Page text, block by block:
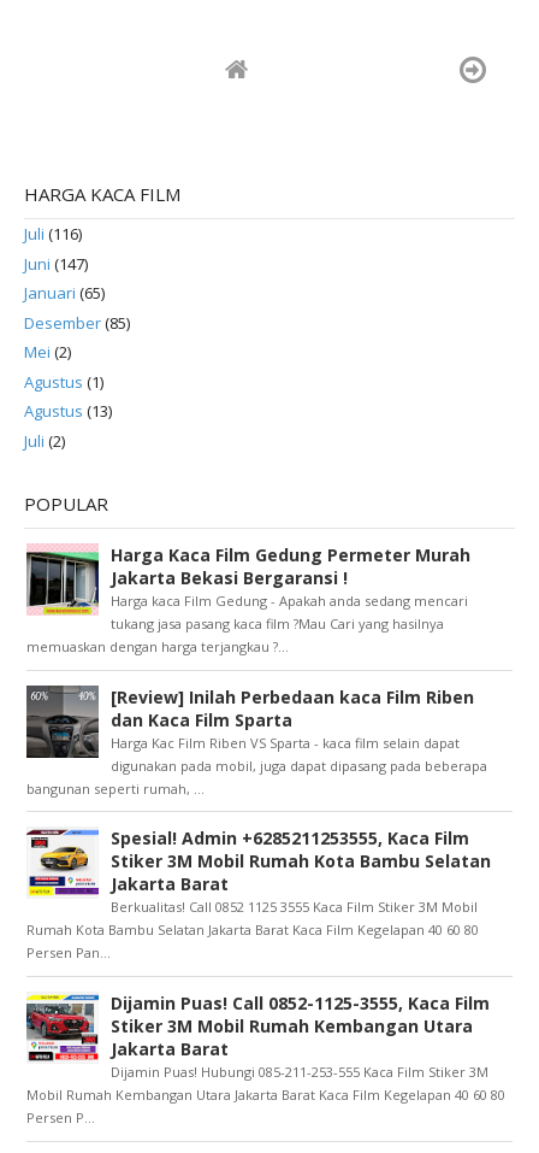
HARGA KACA FILM
Juli (116)
Juni (147)
Januari (65)
Desember(85)
Mei (2)
Agustus (1)
Agustus (13)
Juli (2)
POPULAR
Harga Kaca Film Gedung Permeter Murah
Jakarta Bekasi Bergaransi !
Harga kaca Film Gedung - Apakah anda sedang mencari
tukang jasa pasang kaca film ?Mau Cari yang hasilnya
memuaskan dengan harga terjangkau ?...
[Review] Inilah Perbedaan kaca Film Riben
dan Kaca Film Sparta
Harga Kac Film Riben VS Sparta - kaca film selain dapat
digunakan pada mobil, juga dapat dipasang pada beberapa
bangunan seperti rumah, ...
Spesial! Admin +6285211253555, Kaca Film
Stiker 3M Mobil Rumah Kota Bambu Selatan
Jakarta Barat
Berkualitas! Call 0852 1125 3555 Kaca Film Stiker 3M Mobil
Rumah Kota Bambu Selatan Jakarta Barat Kaca Film Kegelapan 40 60 80
Persen Pan...
Dijamin Puas! Call 0852-1125-3555, Kaca Film
Stiker 3M Mobil Rumah Kembangan Utara
Jakarta Barat
Dijamin Puas! Hubungi 085-211-253-555 Kaca Film Stiker 3M
Mobil Rumah Kembangan Utara Jakarta Barat Kaca Film Kegelapan 40 60 80
Persen P...